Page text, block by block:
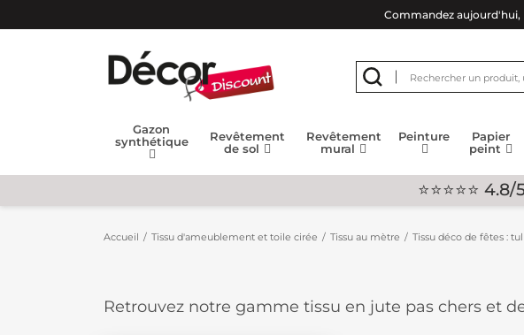
Commandez aujourd'hui,
Gazon
synthétique
Revêtement
de sol
Revêtement
mural
Peinture
Papier
peint
⭐⭐⭐⭐⭐
Accueil Tissu d'ameublement et toile cirée Tissu au mètre Tissu déco de fêtes :
Retrouvez notre gamme tissu en jute pas chers et
toutes vos créations maison. Une gamme naturelle